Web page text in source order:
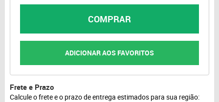
COMPRAR
ADICIONAR AOS FAVORITOS
Frete e Prazo
Calcule o frete e o prazo de entrega estimados para sua região: